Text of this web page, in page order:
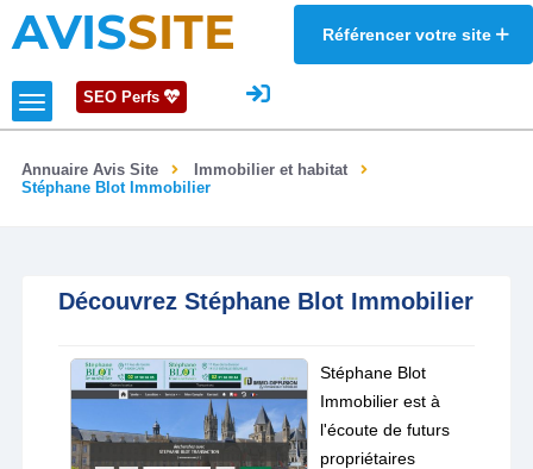
AVISSITE Référencer votre site
SEO Perfs
Annuaire Avis Site
Immobilier et habitat
Stéphane Blot Immobilier
Découvrez Stéphane Blot Immobilier
Stéphane Blot
Immobilier est à
l'écoute de futurs
propriétaires